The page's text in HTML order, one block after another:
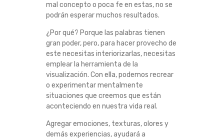
mal concepto o poca fe en estas, no se
podrán esperar muchos resultados.
¿Por qué? Porque las palabras tienen
gran poder, pero, para hacer provecho de
este necesitas interiorizarlas, necesitas
emplear la herramienta de la
visualización. Con ella, podemos recrear
o experimentar mentalmente
situaciones que creemos que están
aconteciendo en nuestra vida real.
Agregar emociones, texturas, olores y
demás experiencias, ayudará a